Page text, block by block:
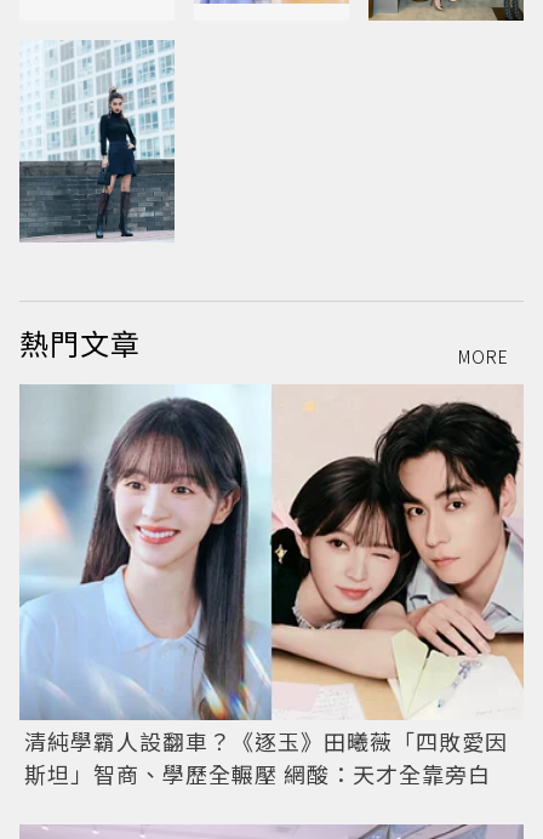
熱門文章 MORE
清純學霸人設翻車？《逐玉》田曦薇「四敗愛因
斯坦」智商、學歷全輾壓 網酸：天才全靠旁白